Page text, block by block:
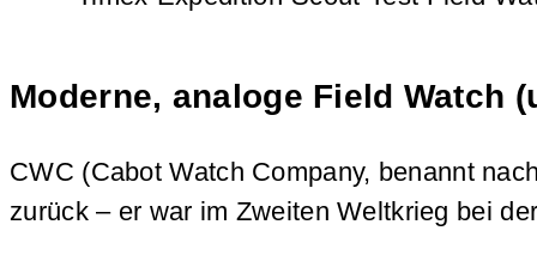
Moderne, analoge Field Watch
CWC (Cabot Watch Company, benannt
zurück – er war im Zweiten Weltkrieg bei